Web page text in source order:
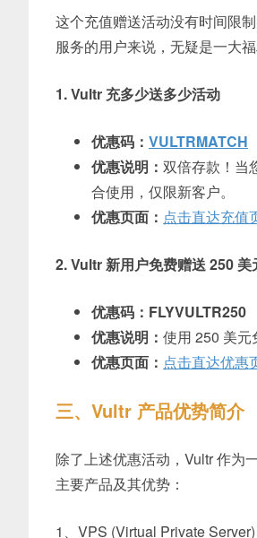
这个充值赠送活动没有时间限
服务的用户来说，无疑是一大福
1. Vultr 充多少送多少活动
优惠码： VULTRMATCH
优惠说明： 双倍存款！当
合使用，仅限新客户。
优惠页面： 点击直达充值
2. Vultr 新用户免费赠送 250 美
优惠码：FLYVULTR250
优惠说明： 使用 250 美元
优惠页面： 点击直达优惠
三、Vultr 产品优势简介
除了上述优惠活动，Vultr 作为
主要产品及其优势：
1、VPS (Virtual Private